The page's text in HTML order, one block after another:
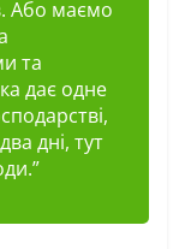
Або маємо
та
дає одне
дні, тут